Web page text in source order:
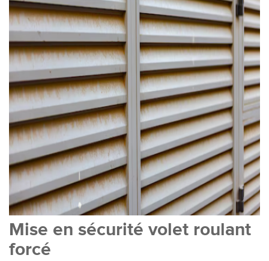
Mise en sécurité volet roulant
forcé